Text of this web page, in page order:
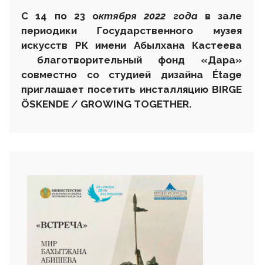
С 14 по 23 октября 2022 года в зале
периодики Государственного музея
искусств РКимени Абылхана Кастеева
благотворительный фонд «Дара»
совместно со студией дизайна Étage
приглашает посетить инсталляцию BIRGE
ÖSKENDE / GROWING TOGETHER.